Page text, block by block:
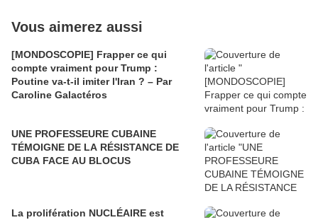
Vous aimerez aussi
[MONDOSCOPIE] Frapper ce qui
compte vraiment pour Trump :
Poutine va-t-il imiter l'Iran ? – Par
Caroline Galactéros
UNE PROFESSEURE CUBAINE
TÉMOIGNE DE LA RÉSISTANCE DE
CUBA FACE AU BLOCUS
La prolifération NUCLÉAIRE est